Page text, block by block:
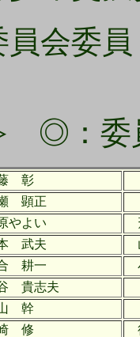
委員会
◎：委
彰
顕正
やよい
武夫
耕一
貴志夫
幹
修